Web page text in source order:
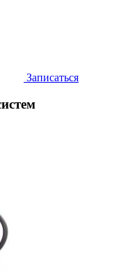
Записаться